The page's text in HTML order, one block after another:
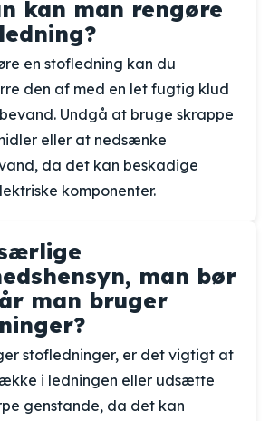
kan man rengøre
en stofledning kan du
den af med en let fugtig klud
Undgå at bruge skrappe
eller at nedsænke
da det kan beskadige
komponenter.
man bør
man bruger
stofledninger, er det vigtigt at
i ledningen eller udsætte
genstande, da det kan